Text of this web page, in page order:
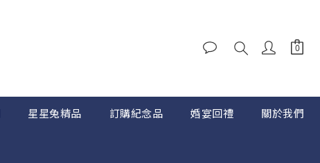
星星兔精品 訂購紀念品 婚宴回禮 關於我們